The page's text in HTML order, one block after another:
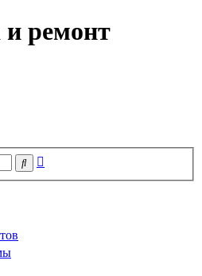
и ремонт
Поиск